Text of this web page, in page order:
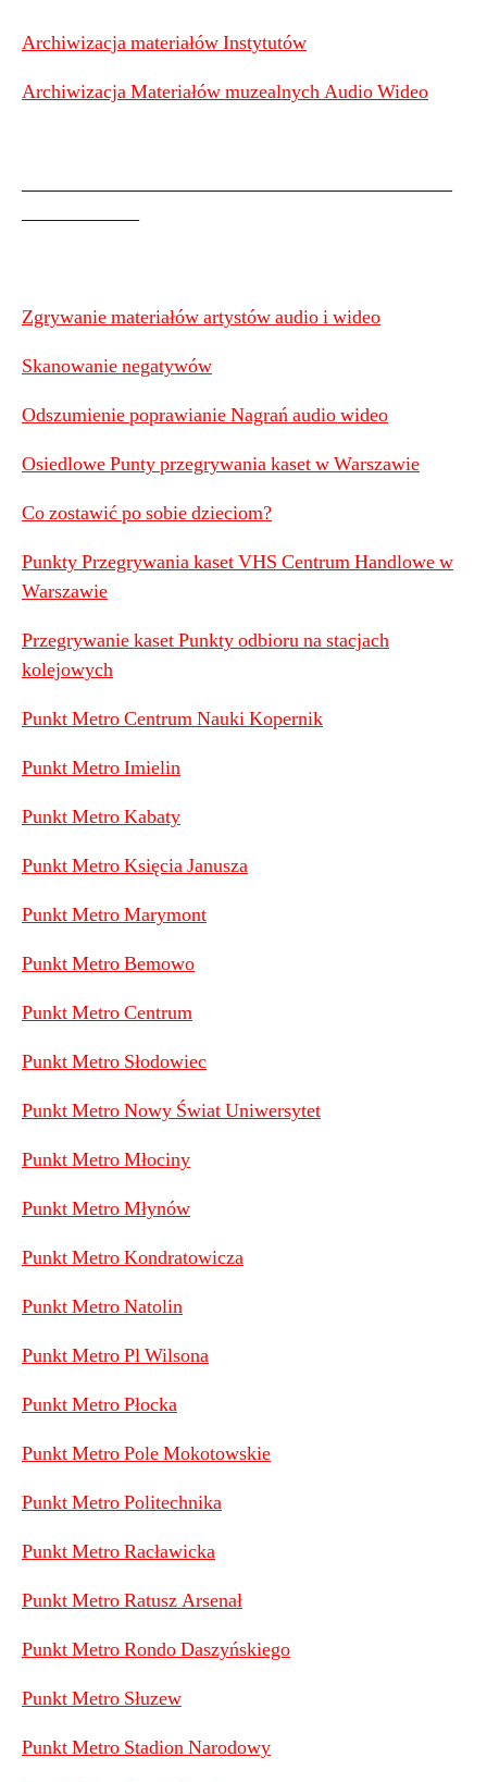
Archiwizacja materiałów Instytutów
Archiwizacja Materiałów muzealnych Audio Wideo
——————————————————————
——————
Zgrywanie materiałów artystów audio i wideo
Skanowanie negatywów
Odszumienie poprawianie Nagrań audio wideo
Osiedlowe Punty przegrywania kaset w Warszawie
Co zostawić po sobie dzieciom?
Punkty Przegrywania kaset VHS Centrum Handlowe w
Warszawie
Przegrywanie kaset Punkty odbioru na stacjach
kolejowych
Punkt Metro Centrum Nauki Kopernik
Punkt Metro Imielin
Punkt Metro Kabaty
Punkt Metro Księcia Janusza
Punkt Metro Marymont
Punkt Metro Bemowo
Punkt Metro Centrum
Punkt Metro Słodowiec
Punkt Metro Nowy Świat Uniwersytet
Punkt Metro Młociny
Punkt Metro Młynów
Punkt Metro Kondratowicza
Punkt Metro Natolin
Punkt Metro Pl Wilsona
Punkt Metro Płocka
Punkt Metro Pole Mokotowskie
Punkt Metro Politechnika
Punkt Metro Racławicka
Punkt Metro Ratusz Arsenał
Punkt Metro Rondo Daszyńskiego
Punkt Metro Słuzew
Punkt Metro Stadion Narodowy